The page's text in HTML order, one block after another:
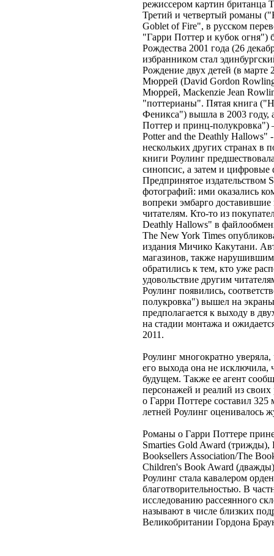
режиссером картин британца
Третий и четвертый романы
Goblet of Fire", в русском
"Гарри Поттер и кубок огня")
Рождества 2001 года (26
избранником стал
Рождение двух детей (в марте
Мюррей (David Gordon
Мюррей, Mackenzie Jean
"поттерианы". Пятая книга
Феникса") вышла в 2003 году,
Поттер и принц-полукровка")
Potter and the Deathly
нескольких других странах в
книги Роулинг
синопсис, а затем и цифровые
Предпринятое издательством
фотографий: ими оказались
вопреки эмбарго
читателям. Кто-то из
Deathly Hallows" в
The New York Times
издания Мичико Какутани.
магазинов, также нарушившим
обратились к тем, кто уже
удовольствие другим
Роулинг появились,
полукровка") вышел на
предполагается к выходу в
на стадии монтажа и
2011.
Роулинг многократно
его выхода она не
будущем. Также ее агент
персонажей и реалий из
о Гарри Поттере составил 325
летней Роулинг оценивалось
Романы о Гарри Поттере
Smarties Gold Award
Booksellers Association/The
Children's Book Award
Роулинг стала кавалером
благотворительностью. В
исследованию рассеянного
называют в числе близких
Великобритании Гордона